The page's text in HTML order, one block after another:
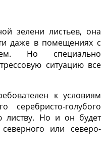
зелени листьев, она
даже в по­мещениях с
Но специаль­но
ситуацию все
к условиям
серебристо-го­лубого
листву. Но и он будет
или севе­ро-